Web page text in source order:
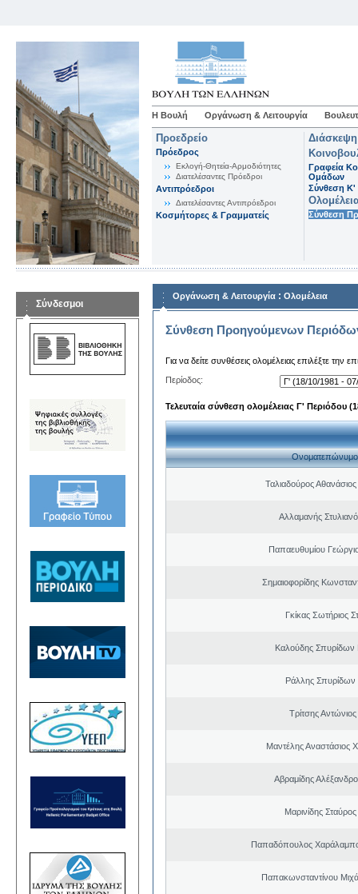
Η Βουλή Οργάνωση & Λειτουργία
Προεδρείο
Πρόεδρος
Εκλογή-Θητεία-Αρμοδιότητες
Διατελέσαντες Πρόεδροι
Αντιπρόεδροι
Διατελέσαντες Αντιπρόεδροι
Κοσμήτορες & Γραμματείς
Γραφεία
Ομάδων
Σύνθεση K'
Σύνθεση
Σύνδεσμοι
Οργάνωση & Λειτουργία : Ολομέλεια
Σύνθεση Προηγούμενων
Για να δείτε συνθέσεις ολομέλειας επιλέξτε την
Περίοδος:
Τελευταία σύνθεση ολομέλειας Γ' Περιόδου
Ονοματεπώνυμο
Ταλιαδούρος
Αλλαμανής
Παπαευθυμίου
Σημαιοφορίδης
Γκίκας Σωτήριος
Καλούδης Σπυρίδων
Ράλλης Σπυρίδων
Τρίτσης
Μαντέλης Αναστάσιος
Αβραμίδης
Μαρινίδης
Παπαδόπουλος
Παπακωνσταντίνου